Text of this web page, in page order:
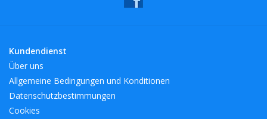
Kundendienst
Über uns
Allgemeine Bedingungen und Konditionen
Datenschutzbestimmungen
Cookies